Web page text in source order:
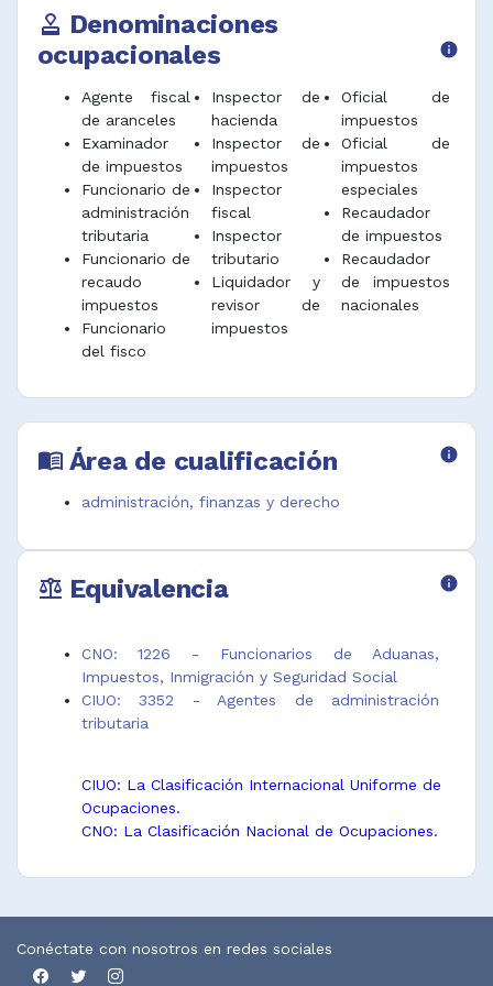
approval Denominaciones
ocupacionales
info
Agente fiscal
de aranceles
Examinador
de impuestos
Funcionario de
administración
tributaria
Funcionario de
recaudo
impuestos
Funcionario
del fisco
Inspector de
hacienda
Inspector de
impuestos
Inspector
fiscal
Inspector
tributario
Liquidador y
revisor de
impuestos
Oficial de
impuestos
Oficial de
impuestos
especiales
Recaudador
de impuestos
Recaudador
de impuestos
nacionales
menu_book Área de cualificación info
administración, finanzas y derecho
balance Equivalencia info
CNO: 1226 - Funcionarios de Aduanas,
Impuestos, Inmigración y Seguridad Social
CIUO: 3352 - Agentes de administración
tributaria
CIUO: La Clasificación Internacional Uniforme de
Ocupaciones.
CNO: La Clasificación Nacional de Ocupaciones.
Conéctate con nosotros en redes sociales